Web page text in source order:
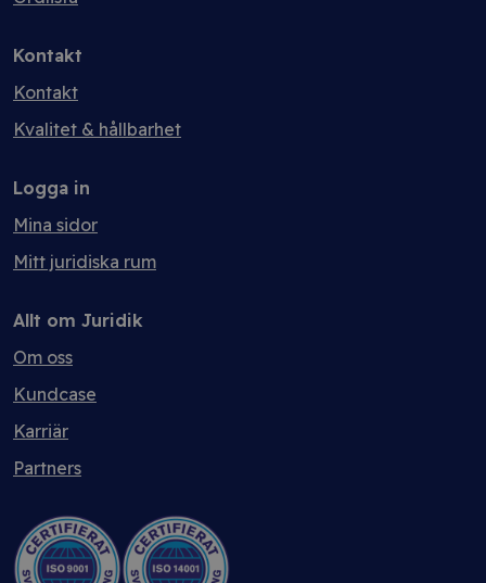
Kontakt
Kontakt
Kvalitet & hållbarhet
Logga in
Mina sidor
Mitt juridiska rum
Allt om Juridik
Om oss
Kundcase
Karriär
Partners